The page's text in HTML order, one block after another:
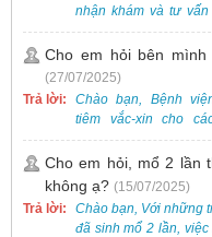
nhận khám và tư vấn
bẹt cho trẻ em, bao
tuổi. Bạn có thể
Khoa Khám bệnh của
để được bác sĩ
thăm khám. Ngoài
tiện hơn, bạn có
0988 270 115. Nếu
thêm, vui lòng liên hệ
hoặc Fanpage
Nam - Thụy Điển
Cho em hỏi bên
(27/07/2025)
Trả lời:
Chào bạn, Bệnh
tiêm vắc-xin cho
nhiên, các loại vắc-
theo từng đợt,
nào cũng có sẵn.
Cho em hỏi, mổ 2 lần
không ạ? (15/07/2025)
Trả lời:
Chào bạn, Với những
đã sinh mổ 2 lần, việc